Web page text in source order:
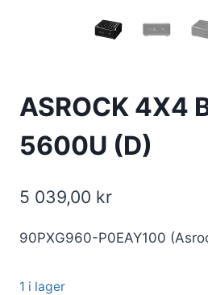
ASROCK 4X4
5600U (D)
5 039,00 kr
90PXG960-P0EAY100
1 i lager